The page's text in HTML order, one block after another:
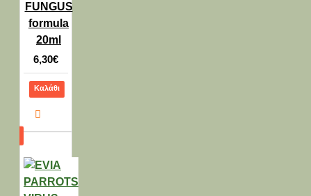
FUNGUS
formula
20ml
6,30€
Καλάθι